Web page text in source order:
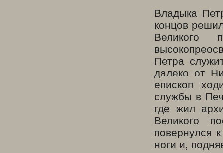
Владыка
концов
Великого
Петра
далеко от
епископ
службы в
где жил
Великого
повернулся
ноги и,